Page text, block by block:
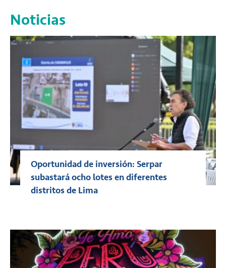
Noticias
Oportunidad de inversión: Serpar
subastará ocho lotes en diferentes
distritos de Lima